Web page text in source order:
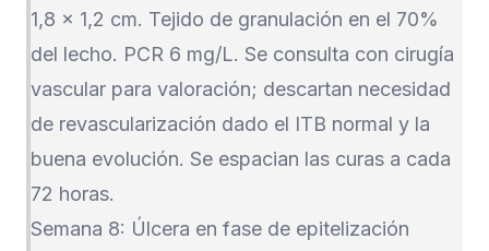
1,8 x 1,2 cm. Tejido de granulación en el 70%
del lecho. PCR 6 mg/L. Se consulta con cirugía
vascular para valoración; descartan necesidad
de revascularización dado el ITB normal y la
buena evolución. Se espacian las curas a cada
72 horas.
Semana 8: Úlcera en fase de epitelización